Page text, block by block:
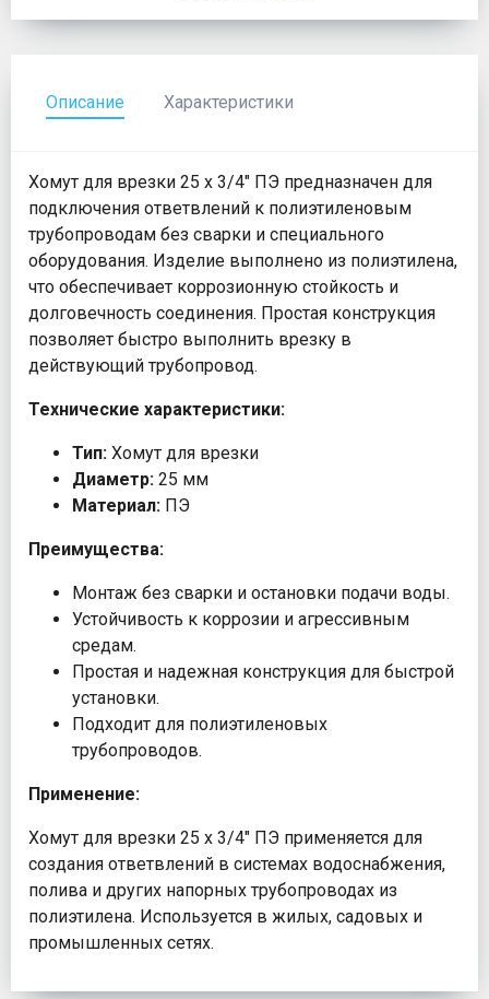
Описание Характеристики
Хомут для врезки 25 х 3/4" ПЭ предназначен для
подключения ответвлений к полиэтиленовым
трубопроводам без сварки и специального
оборудования. Изделие выполнено из полиэтилена,
что обеспечивает коррозионную стойкость и
долговечность соединения. Простая конструкция
позволяет быстро выполнить врезку в
действующий трубопровод.
Технические характеристики:
Тип: Хомут для врезки
Диаметр: 25 мм
Материал: ПЭ
Преимущества:
Монтаж без сварки и остановки подачи воды.
Устойчивость к коррозии и агрессивным
средам.
Простая и надежная конструкция для быстрой
установки.
Подходит для полиэтиленовых
трубопроводов.
Применение:
Хомут для врезки 25 х 3/4" ПЭ применяется для
создания ответвлений в системах водоснабжения,
полива и других напорных трубопроводах из
полиэтилена. Используется в жилых, садовых и
промышленных сетях.